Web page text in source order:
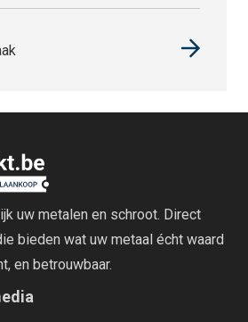
uw metalen en schroot. Direct
bieden wat uw metaal écht waard
en betrouwbaar.